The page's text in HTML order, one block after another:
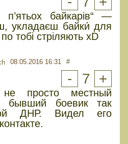
п’ятьох байкарів“ —
укладаєш байки́ для
по тобі стріляють xD
08.05.2016 16:31 #
- 7 +
просто местный
бывший боевик так
ДНР. Видел его